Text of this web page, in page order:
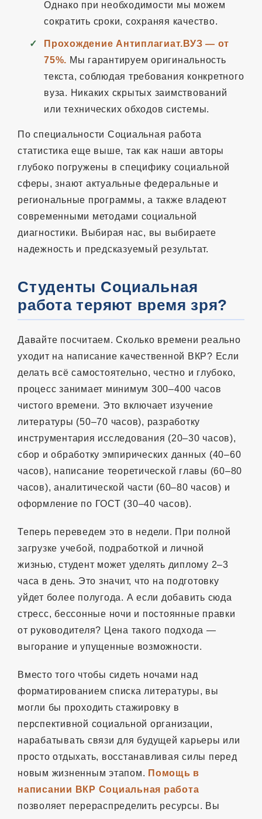
Однако при необходимости мы можем
сократить сроки, сохраняя качество.
Прохождение Антиплагиат.ВУЗ — от
75%. Мы гарантируем оригинальность
текста, соблюдая требования конкретного
вуза. Никаких скрытых заимствований
или технических обходов системы.
По специальности Социальная работа
статистика еще выше, так как наши авторы
глубоко погружены в специфику социальной
сферы, знают актуальные федеральные и
региональные программы, а также владеют
современными методами социальной
диагностики. Выбирая нас, вы выбираете
надежность и предсказуемый результат.
Студенты Социальная
работа теряют время зря?
Давайте посчитаем. Сколько времени реально
уходит на написание качественной ВКР? Если
делать всё самостоятельно, честно и глубоко,
процесс занимает минимум 300–400 часов
чистого времени. Это включает изучение
литературы (50–70 часов), разработку
инструментария исследования (20–30 часов),
сбор и обработку эмпирических данных (40–60
часов), написание теоретической главы (60–80
часов), аналитической части (60–80 часов) и
оформление по ГОСТ (30–40 часов).
Теперь переведем это в недели. При полной
загрузке учебой, подработкой и личной
жизнью, студент может уделять диплому 2–3
часа в день. Это значит, что на подготовку
уйдет более полугода. А если добавить сюда
стресс, бессонные ночи и постоянные правки
от руководителя? Цена такого подхода —
выгорание и упущенные возможности.
Вместо того чтобы сидеть ночами над
форматированием списка литературы, вы
могли бы проходить стажировку в
перспективной социальной организации,
нарабатывать связи для будущей карьеры или
просто отдыхать, восстанавливая силы перед
новым жизненным этапом. Помощь в
написании ВКР Социальная работа
позволяет перераспределить ресурсы. Вы